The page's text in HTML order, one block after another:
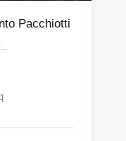
Pacchiotti